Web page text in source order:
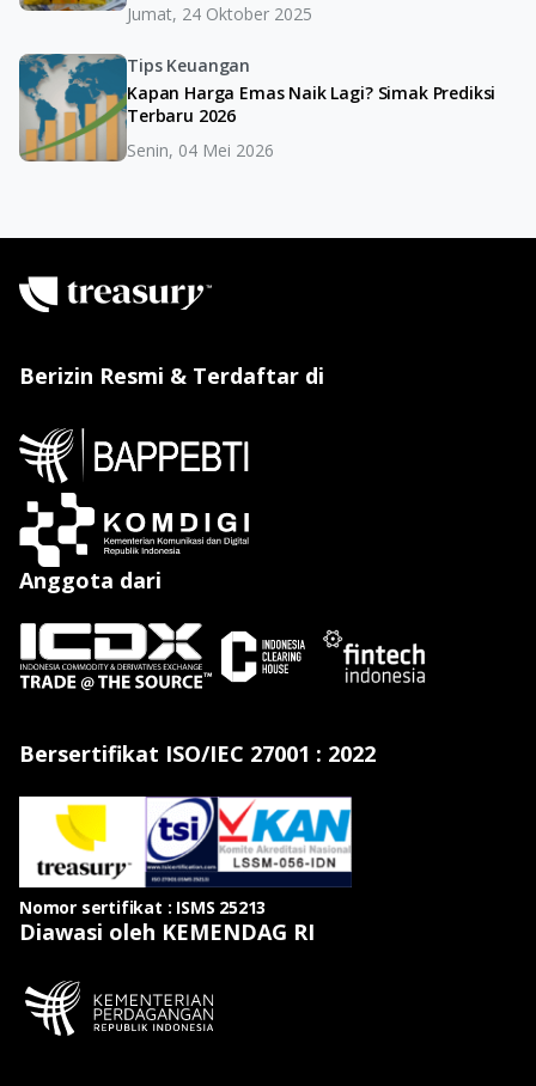
Jumat, 24 Oktober 2025
Tips Keuangan
Kapan Harga Emas Naik Lagi? Simak Prediksi
Terbaru 2026
Senin, 04 Mei 2026
Berizin Resmi & Terdaftar di
Anggota dari
Bersertifikat ISO/IEC 27001 : 2022
Nomor sertifikat : ISMS 25213
Diawasi oleh KEMENDAG RI